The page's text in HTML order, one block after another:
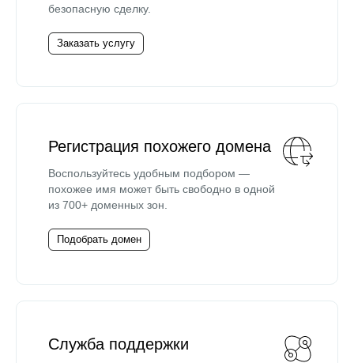
безопасную сделку.
Заказать услугу
Регистрация похожего домена
Воспользуйтесь удобным подбором —
похожее имя может быть свободно в одной
из 700+ доменных зон.
Подобрать домен
Служба поддержки